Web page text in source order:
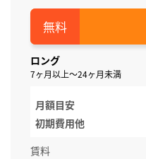
ロング
7ヶ月以上～24ヶ月未満
月額目安
初期費用他
賃料